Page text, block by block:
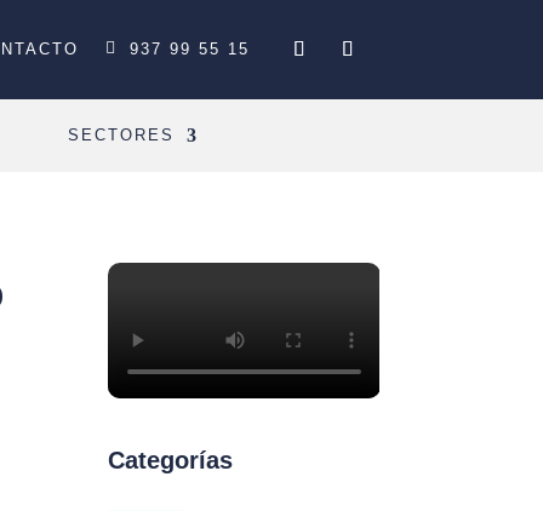
937 99 55 15
SECTORES
Categorías